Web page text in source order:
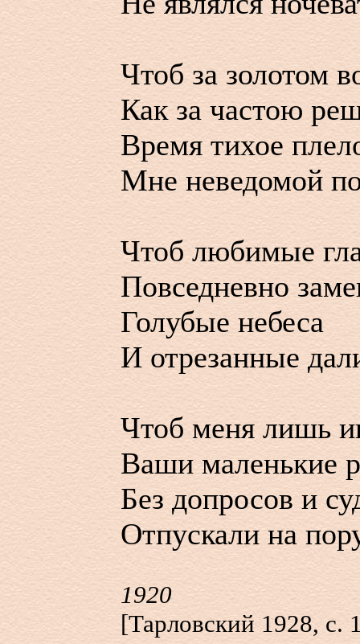
Чтоб за золотом
Как за частою
Время тихое
Мне неведомой
Чтоб любимые
Повседневно
Голубые небеса
И отрезанные
Чтоб меня лишь
Ваши маленькие
Без допросов и
Отпускали на
1920
[Тарловский 1928, с.